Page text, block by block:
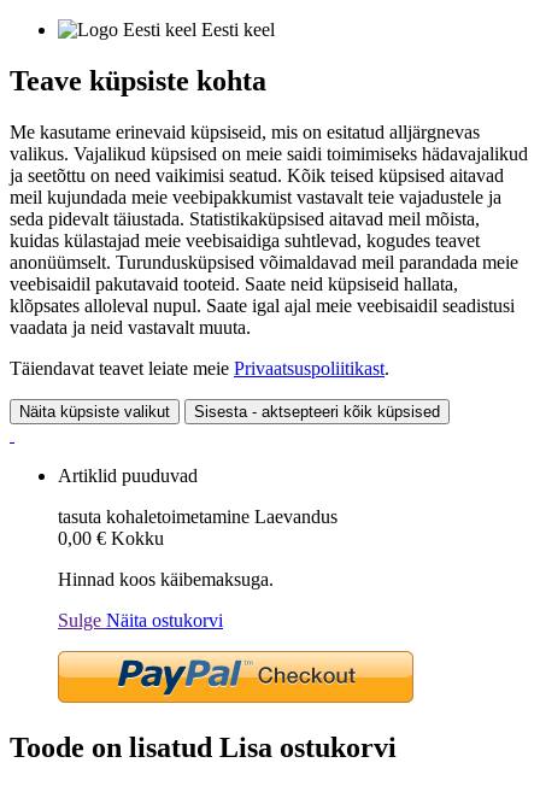
Eesti keel
Teave küpsiste kohta
Me kasutame erinevaid küpsiseid, mis on esitatud alljärgnevas
valikus. Vajalikud küpsised on meie saidi toimimiseks hädavajalikud
ja seetõttu on need vaikimisi seatud. Kõik teised küpsised aitavad
meil kujundada meie veebipakkumist vastavalt teie vajadustele ja
seda pidevalt täiustada. Statistikaküpsised aitavad meil mõista,
kuidas külastajad meie veebisaidiga suhtlevad, kogudes teavet
anonüümselt. Turundusküpsised võimaldavad meil parandada meie
veebisaidil pakutavaid tooteid. Saate neid küpsiseid hallata,
klõpsates alloleval nupul. Saate igal ajal meie veebisaidil seadistusi
vaadata ja neid vastavalt muuta.
Täiendavat teavet leiate meie Privaatsuspoliitikast.
Näita küpsiste valikut Sisesta - aktsepteeri kõik küpsised
Artiklid puuduvad
tasuta kohaletoimetamine Laevandus
0,00 € Kokku
Hinnad koos käibemaksuga.
Sulge Näita ostukorvi
Toode on lisatud Lisa ostukorvi